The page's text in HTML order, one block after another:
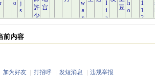
前内容
加为好友 打招呼 发短消息 违规举报